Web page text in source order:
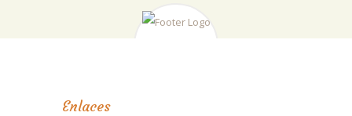
Enlaces